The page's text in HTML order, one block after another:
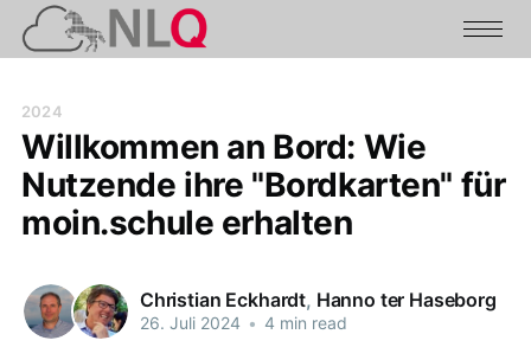
2024
Willkommen an Bord: Wie
Nutzende ihre "Bordkarten" für
moin.schule erhalten
Christian Eckhardt, Hanno ter Haseborg
26. Juli 2024 • 4 min read